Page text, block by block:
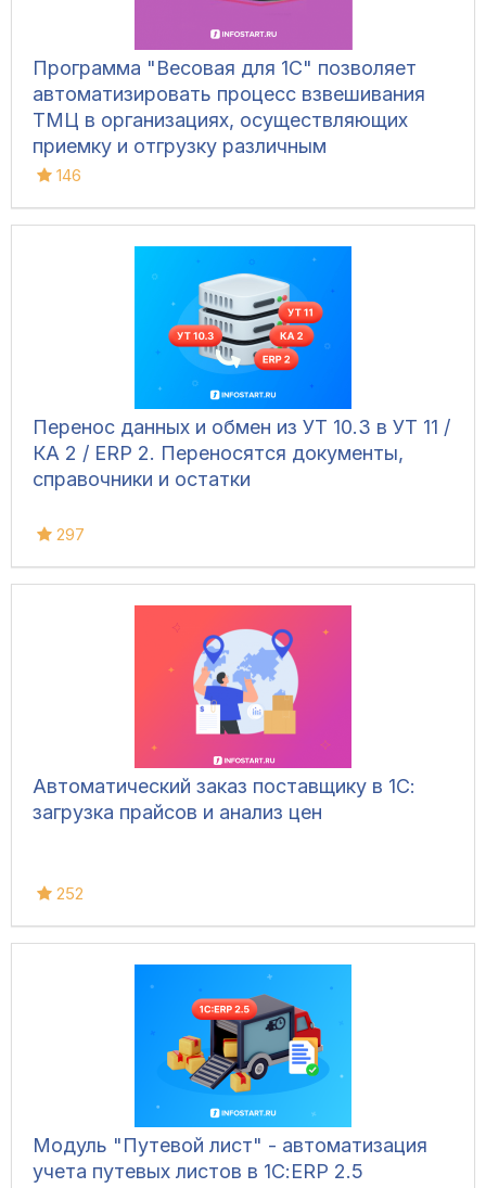
Программа "Весовая для 1С" позволяет
автоматизировать процесс взвешивания
ТМЦ в организациях, осуществляющих
приемку и отгрузку различным
транспортом, для ведения складского
Конфигурация позволяет фиксировать вес
вручную, напрямую с весов, а также
управлять дополнительным
оборудованием и контролировать
движение транспорта.
146
Перенос данных и обмен из УТ 10.3 в УТ 11 /
КА 2 / ERP 2. Переносятся документы,
справочники и остатки
297
Автоматический заказ поставщику в 1С:
загрузка прайсов и анализ цен
252
Модуль "Путевой лист" - автоматизация
учета путевых листов в 1С:ERP 2.5